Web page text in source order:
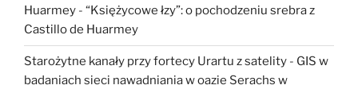
Huarmey - “Księżycowe łzy”: o pochodzeniu srebra z
Castillo de Huarmey
Starożytne kanały przy fortecy Urartu z satelity - GIS w
badaniach sieci nawadniania w oazie Serachs w